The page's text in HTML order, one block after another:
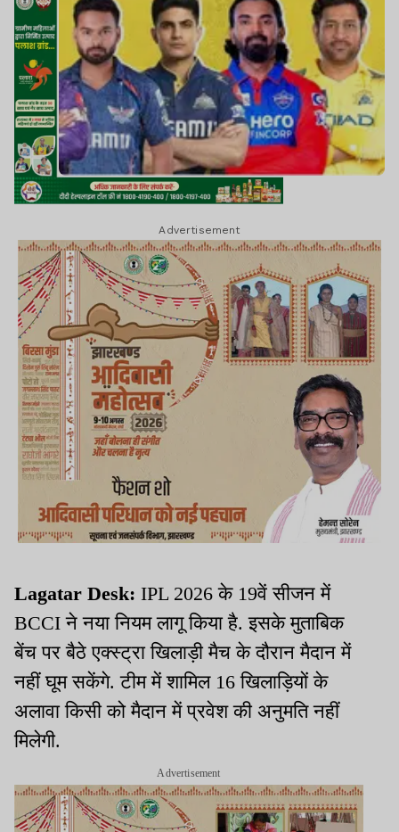
Advertisement
Lagatar Desk: IPL 2026 के 19वें सीजन में
BCCI ने नया नियम लागू किया है. इसके मुताबिक
बेंच पर बैठे एक्स्ट्रा खिलाड़ी मैच के दौरान मैदान में
नहीं घूम सकेंगे. टीम में शामिल 16 खिलाड़ियों के
अलावा किसी को मैदान में प्रवेश की अनुमति नहीं
मिलेगी.
Advertisement